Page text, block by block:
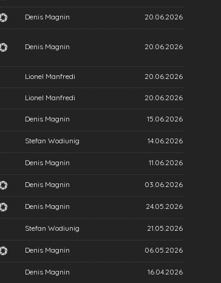
Denis Magnin 20.06.2026
Denis Magnin 20.06.2026
Lionel Manfredi 20.06.2026
Lionel Manfredi 20.06.2026
Denis Magnin 15.06.2026
Stefan Wodiunig 14.06.2026
Denis Magnin 11.06.2026
Denis Magnin 03.06.2026
Denis Magnin 24.05.2026
Stefan Wodiunig 21.05.2026
Denis Magnin 06.05.2026
Denis Magnin 16.04.2026